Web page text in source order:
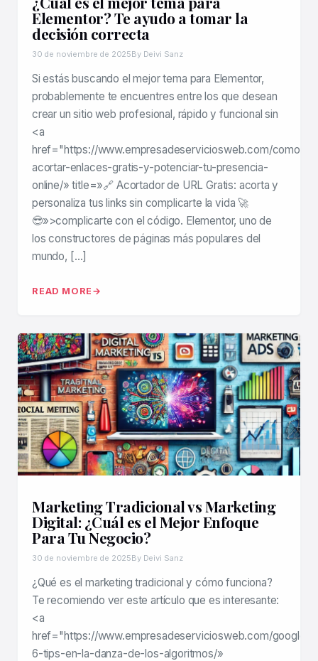
Elementor? Te ayudo a tomar la
decisión correcta
30 de noviembre de 2025By Deivi Sanz
Si estás buscando el mejor tema para Elementor,
probablemente te encuentres entre los que desean
crear un sitio web profesional, rápido y funcional sin
<a
href="https://www.empresadeserviciosweb.com/como-
acortar-enlaces-gratis-y-potenciar-tu-presencia-
online/» title=»🔗 Acortador de URL Gratis: acorta y
personaliza tus links sin complicarte la vida 🚀
😎»>complicarte con el código. Elementor, uno de
los constructores de páginas más populares del
mundo, […]
READ MORE
Marketing Tradicional vs Marketing
Digital: ¿Cuál es el Mejor Enfoque
Para Tu Negocio?
30 de noviembre de 2025By Deivi Sanz
¿Qué es el marketing tradicional y cómo funciona?
Te recomiendo ver este artículo que es interesante:
<a
href="https://www.empresadeserviciosweb.com/google-
6-tips-en-la-danza-de-los-algoritmos/»